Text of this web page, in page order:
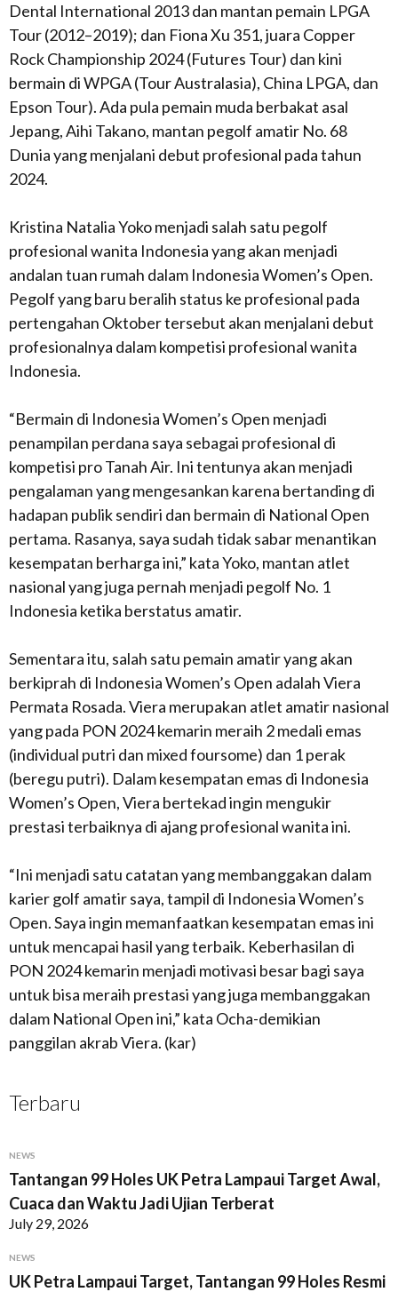
Dental International 2013 dan mantan pemain LPGA
Tour (2012–2019); dan Fiona Xu 351, juara Copper
Rock Championship 2024 (Futures Tour) dan kini
bermain di WPGA (Tour Australasia), China LPGA, dan
Epson Tour). Ada pula pemain muda berbakat asal
Jepang, Aihi Takano, mantan pegolf amatir No. 68
Dunia yang menjalani debut profesional pada tahun
2024.
Kristina Natalia Yoko menjadi salah satu pegolf
profesional wanita Indonesia yang akan menjadi
andalan tuan rumah dalam Indonesia Women’s Open.
Pegolf yang baru beralih status ke profesional pada
pertengahan Oktober tersebut akan menjalani debut
profesionalnya dalam kompetisi profesional wanita
Indonesia.
“Bermain di Indonesia Women’s Open menjadi
penampilan perdana saya sebagai profesional di
kompetisi pro Tanah Air. Ini tentunya akan menjadi
pengalaman yang mengesankan karena bertanding di
hadapan publik sendiri dan bermain di National Open
pertama. Rasanya, saya sudah tidak sabar menantikan
kesempatan berharga ini,” kata Yoko, mantan atlet
nasional yang juga pernah menjadi pegolf No. 1
Indonesia ketika berstatus amatir.
Sementara itu, salah satu pemain amatir yang akan
berkiprah di Indonesia Women’s Open adalah Viera
Permata Rosada. Viera merupakan atlet amatir nasional
yang pada PON 2024 kemarin meraih 2 medali emas
(individual putri dan mixed foursome) dan 1 perak
(beregu putri). Dalam kesempatan emas di Indonesia
Women’s Open, Viera bertekad ingin mengukir
prestasi terbaiknya di ajang profesional wanita ini.
“Ini menjadi satu catatan yang membanggakan dalam
karier golf amatir saya, tampil di Indonesia Women’s
Open. Saya ingin memanfaatkan kesempatan emas ini
untuk mencapai hasil yang terbaik. Keberhasilan di
PON 2024 kemarin menjadi motivasi besar bagi saya
untuk bisa meraih prestasi yang juga membanggakan
dalam National Open ini,” kata Ocha-demikian
panggilan akrab Viera. (kar)
Terbaru
NEWS
Tantangan 99 Holes UK Petra Lampaui Target Awal,
Cuaca dan Waktu Jadi Ujian Terberat
July 29, 2026
NEWS
UK Petra Lampaui Target, Tantangan 99 Holes Resmi